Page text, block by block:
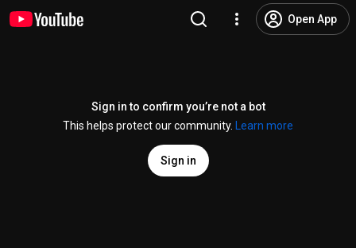
Open App
Sign in to confirm you’re not a bot
This helps protect our community.
Learn more
Sign in